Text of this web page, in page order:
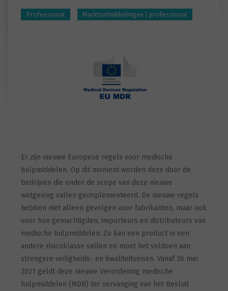
Professional Marktontwikkelingen | professional
Er zijn nieuwe Europese regels voor medische
hulpmiddelen. Op dit moment worden deze door de
bedrijven die onder de scope van deze nieuwe
wetgeving vallen geïmplementeerd. De nieuwe regels
hebben niet alleen gevolgen voor fabrikanten, maar ook
voor hun gemachtigden, importeurs en distributeurs van
medische hulpmiddelen. Zo kan een product in een
andere risicoklasse vallen en moet het voldoen aan
strengere veiligheids- en kwaliteitseisen. Vanaf 26 mei
2021 geldt deze nieuwe Verordening medische
hulpmiddelen (MDR) ter vervanging van het Besluit